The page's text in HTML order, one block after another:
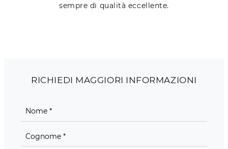
sempre di qualità eccellente.
RICHIEDI MAGGIORI INFORMAZIONI